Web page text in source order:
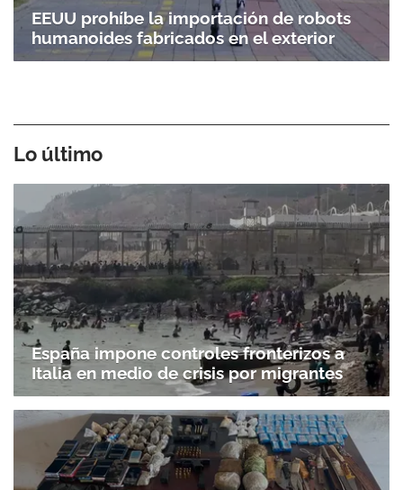
EEUU prohíbe la importación de robots
humanoides fabricados en el exterior
Lo último
España impone controles fronterizos a
Italia en medio de crisis por migrantes